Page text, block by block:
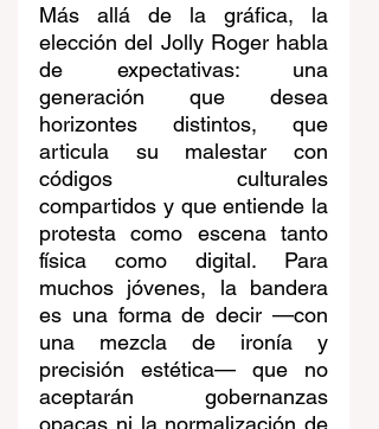
Más allá de la gráfica, la
elección del Jolly Roger habla
de expectativas: una
generación que desea
horizontes distintos, que
articula su malestar con
códigos culturales
compartidos y que entiende la
protesta como escena tanto
física como digital. Para
muchos jóvenes, la bandera
es una forma de decir —con
una mezcla de ironía y
precisión estética— que no
aceptarán gobernanzas
opacas ni la normalización de